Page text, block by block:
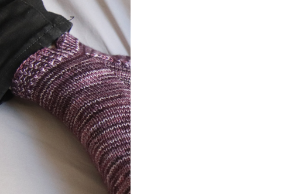
{Tricot} Le défi 2026 :
Je tricote mes
socquettes
C’est la 4ème année
consécutive que
j’organise un défi de…